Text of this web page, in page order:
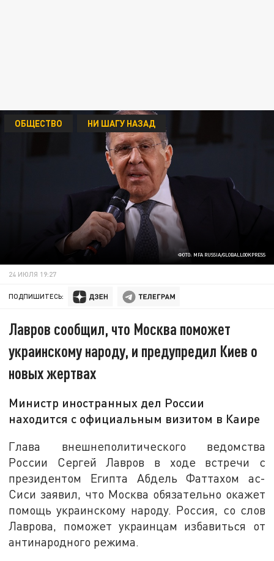
ФОТО: MFA RUSSIA/GLOBALLOOKPRESS
ОБЩЕСТВО НИ ШАГУ НАЗАД
24 ИЮЛЯ 19:27
ПОДПИШИТЕСЬ:
Лавров сообщил, что Москва поможет
украинскому народу, и предупредил Киев о
новых жертвах
Министр иностранных дел России
находится с официальным визитом в Каире
Глава внешнеполитического ведомства
России Сергей Лавров в ходе встречи с
президентом Египта Абдель Фаттахом ас-
Сиси заявил, что Москва обязательно окажет
помощь украинскому народу. Россия, со слов
Лаврова, поможет украинцам избавиться от
антинародного режима.